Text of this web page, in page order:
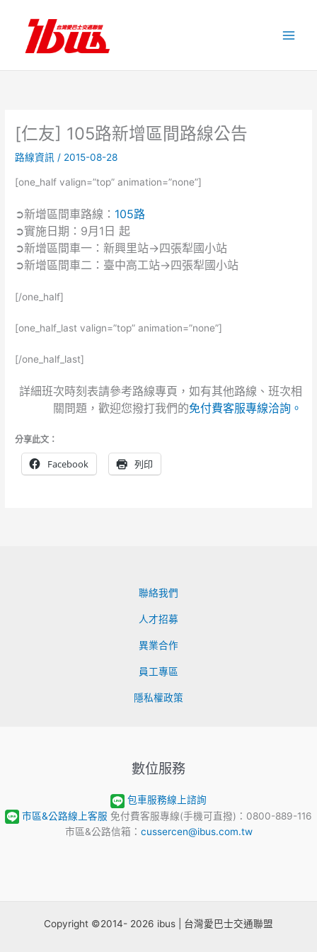
內
[仁友] 105路新增區間路線公告
路線資訊 / 2015-08-28
[one_half valign=”top” animation=”none”]
➲新增區間車路線： 105路
➲實施日期：9月1日 起
➲新增區間車一：新興里站→四張犁國小站
➲新增區間車二：臺中高工站→四張犁國小站
[/one_half]
[one_half_last valign=”top” animation=”none”]
[/one_half_last]
詳細班次時刻表請參考路線專頁，如有其他路線、班次相
關問題，歡迎您撥打我們的免付費客服專線洽詢。
分享此文：
Facebook 列印
聯絡我們
人才招募
異業合作
員工專區
隱私權政策
數位服務
包車服務線上諮詢
市區&公路線上客服 免付費客服專線(手機可直撥)：0800-889-116
市區&公路信箱： cussercen@ibus.com.tw
Copyright ©2014- 2026 ibus | 台灣愛巴士交通聯盟